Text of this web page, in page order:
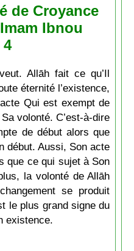
de Croyance
Ibnou
4
Allāh fait ce qu’Il
éternité l’existence,
Qui est exempt de
volonté. C’est-à-dire
de début alors que
début. Aussi, Son acte
que ce qui sujet à Son
la volonté de Allāh
se produit
le plus grand signe du
existence.